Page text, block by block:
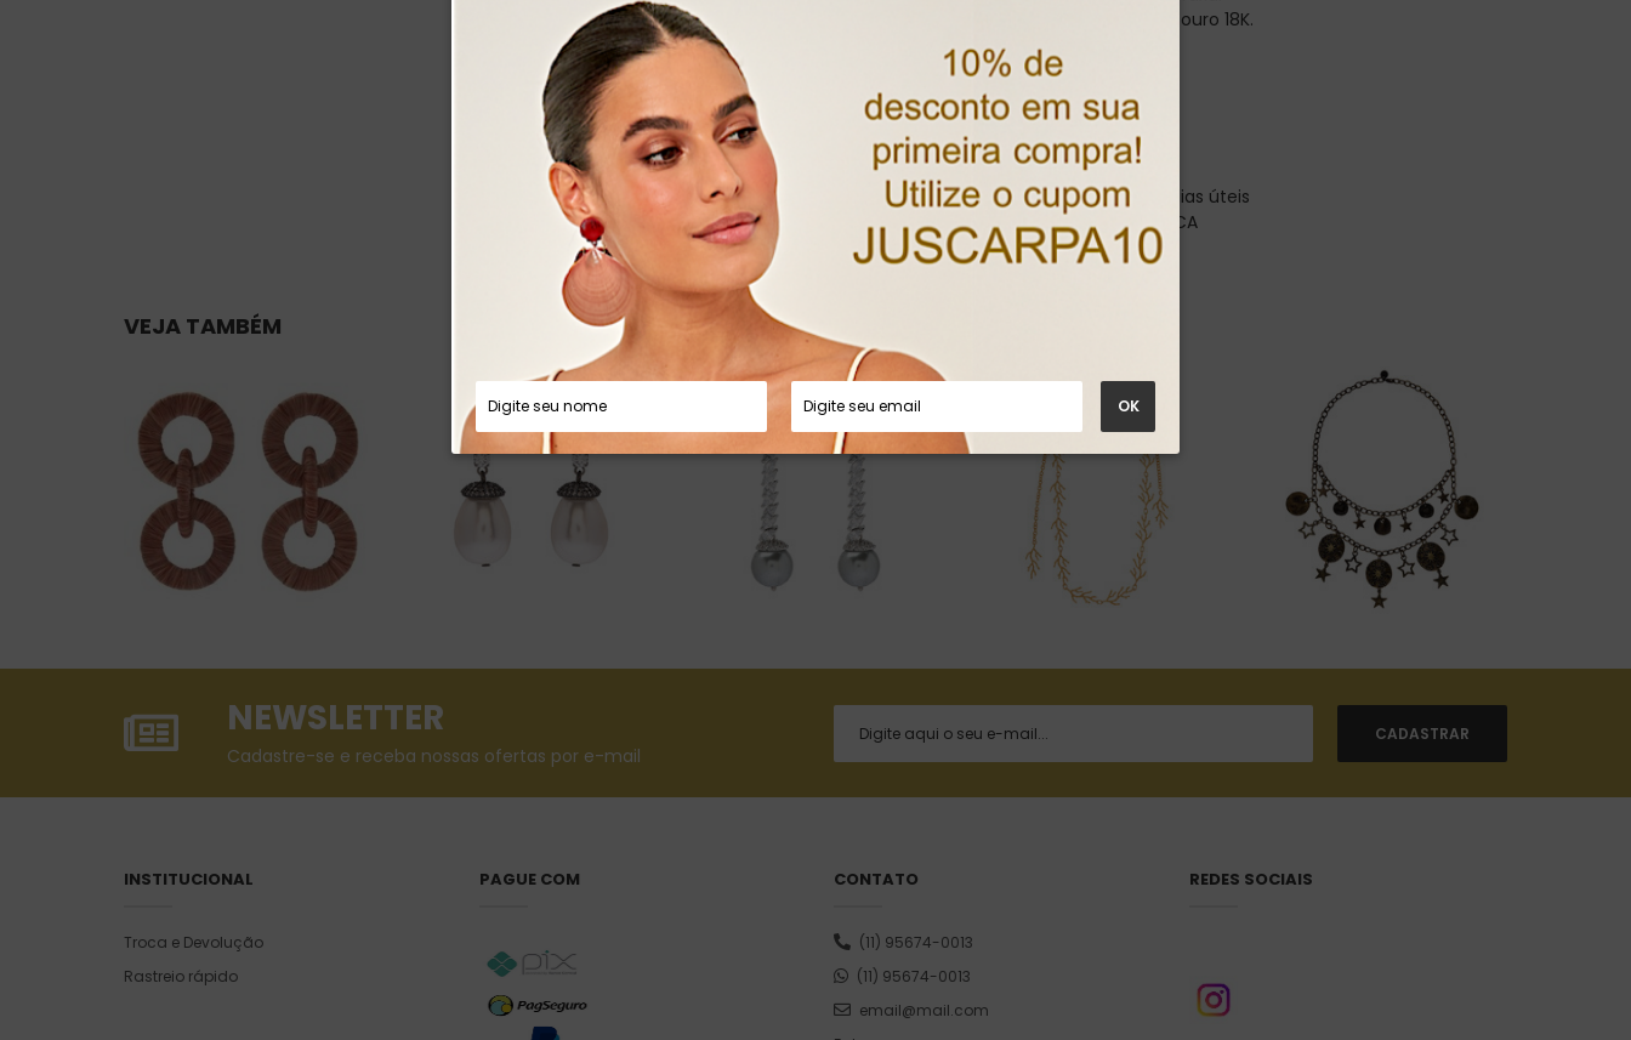
Todo metal foi banhado a ouro 18K.
Medidas
Largura
Altura
Peso
• Prazo para postagem:
3 dias úteis
• Código do produto: 9622CA
• Quantidade mínima: 1
VEJA TAMBÉM
NEWSLETTER
Cadastre-se e receba nossas ofertas por e-mail
INSTITUCIONAL
Troca e Devolução
Rastreio rápido
PAGUE COM CONTATO
(11) 95674-0013
(11) 95674-0013
email@mail.com
REDES SOCIAIS